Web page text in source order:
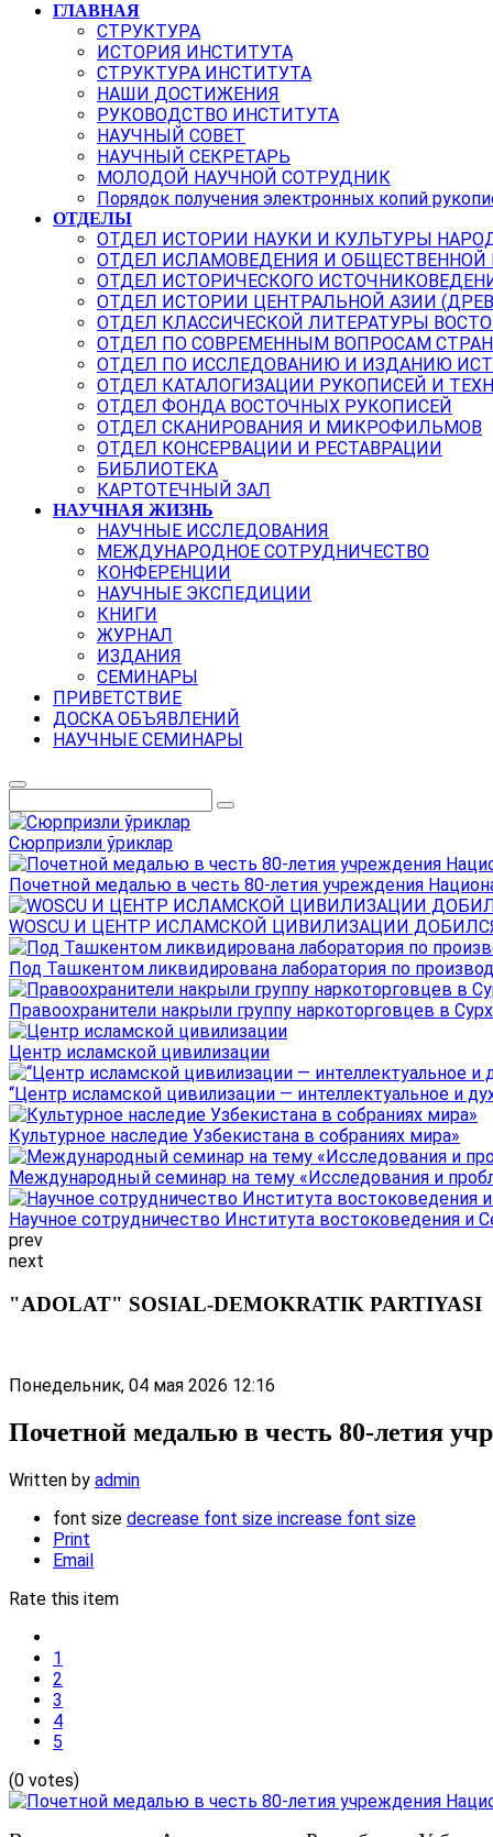
ГЛАВНАЯ
СТРУКТУРА
ИСТОРИЯ ИНСТИТУТА
СТРУКТУРА ИНСТИТУТА
НАШИ ДОСТИЖЕНИЯ
РУКОВОДСТВО ИНСТИТУТА
НАУЧНЫЙ СОВЕТ
НАУЧНЫЙ СЕКРЕТАРЬ
МОЛОДОЙ НАУЧНОЙ СОТРУДНИК
Порядок получения электронных копий
ОТДЕЛЫ
ОТДЕЛ ИСТОРИИ НАУКИ И КУЛЬТУРЫ
ОТДЕЛ ИСЛАМОВЕДЕНИЯ И
ОТДЕЛ ИСТОРИЧЕСКОГО
ОТДЕЛ ИСТОРИИ ЦЕНТРАЛЬНОЙ АЗИИ
ОТДЕЛ КЛАССИЧЕСКОЙ ЛИТЕРАТУРЫ
ОТДЕЛ ПО СОВРЕМЕННЫМ ВОПРОСАМ
ОТДЕЛ ПО ИССЛЕДОВАНИЮ И ИЗДАНИЮ
ОТДЕЛ КАТАЛОГИЗАЦИИ РУКОПИСЕЙ И
ОТДЕЛ ФОНДА ВОСТОЧНЫХ РУКОПИСЕЙ
ОТДЕЛ СКАНИРОВАНИЯ И МИКРОФИЛЬМОВ
ОТДЕЛ КОНСЕРВАЦИИ И РЕСТАВРАЦИИ
БИБЛИОТЕКА
КАРТОТЕЧНЫЙ ЗАЛ
НАУЧНАЯ ЖИЗНЬ
НАУЧНЫЕ ИССЛЕДОВАНИЯ
МЕЖДУНАРОДНОЕ СОТРУДНИЧЕСТВО
КОНФЕРЕНЦИИ
НАУЧНЫЕ ЭКСПЕДИЦИИ
КНИГИ
ЖУРНАЛ
ИЗДАНИЯ
СЕМИНАРЫ
ПРИВЕТСТВИЕ
ДОСКА ОБЪЯВЛЕНИЙ
НАУЧНЫЕ СЕМИНАРЫ
Сюрпризли ўриклар
Почетной медалью в честь 80-летия учреждения
WOSCU И ЦЕНТР ИСЛАМСКОЙ ЦИВИЛИЗАЦИИ
Под Ташкентом ликвидирована лаборатория по
Правоохранители накрыли группу наркоторговцев в
Центр исламской цивилизации
“Центр исламской цивилизации — интеллектуальное и
Культурное наследие Узбекистана в собраниях мира»
Международный семинар на тему «Исследования и
Научное сотрудничество Института востоковедения и
prev
next
"ADOLAT" SOSIAL-DEMOKRATIK PARTIYASI
Понедельник, 04 мая 2026 12:16
Почетной медалью в честь 80-летия
Written by admin
font size decrease font size increase font size
Print
Email
Rate this item
1
2
3
4
5
(0 votes)